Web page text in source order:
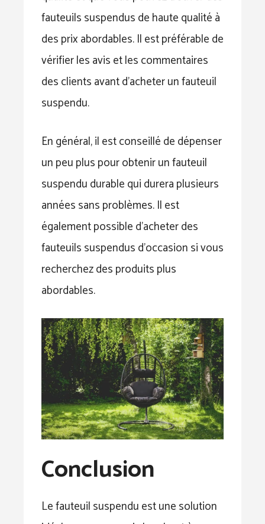
fauteuils suspendus de haute qualité à
des prix abordables. Il est préférable de
vérifier les avis et les commentaires
des clients avant d’acheter un fauteuil
suspendu.
En général, il est conseillé de dépenser
un peu plus pour obtenir un fauteuil
suspendu durable qui durera plusieurs
années sans problèmes. Il est
également possible d’acheter des
fauteuils suspendus d’occasion si vous
recherchez des produits plus
abordables.
Conclusion
Le fauteuil suspendu est une solution